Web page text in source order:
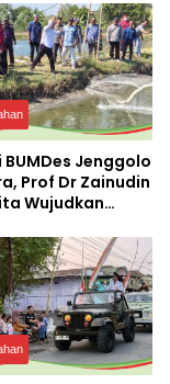
BUMDes Jenggolo
Prof Dr Zainudin
Wujudkan
Desa